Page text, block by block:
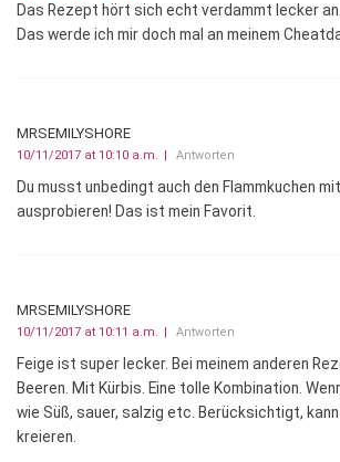
Das Rezept hört sich echt verdammt lecker an.
Das werde ich mir doch mal an meinem
MRSEMILYSHORE
10/11/2017 at 10:10 a.m. Antworten
Du musst unbedingt auch den Flammkuchen
ausprobieren! Das ist mein Favorit.
MRSEMILYSHORE
10/11/2017 at 10:11 a.m. Antworten
Feige ist super lecker. Bei meinem anderen
Beeren. Mit Kürbis. Eine tolle Kombination.
wie Süß, sauer, salzig etc. Berücksichtigt,
kreieren.